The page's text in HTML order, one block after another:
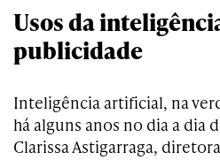
Usos da
publicidade
Inteligência artificial, na
há alguns anos no dia a dia
Clarissa Astigarraga,